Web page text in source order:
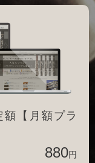
額【月額プラ
880円